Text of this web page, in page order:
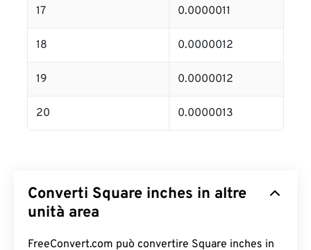
17 0.0000011
18 0.0000012
19 0.0000012
20 0.0000013
Converti Square inches in altre
unità area
FreeConvert.com può convertire Square inches in